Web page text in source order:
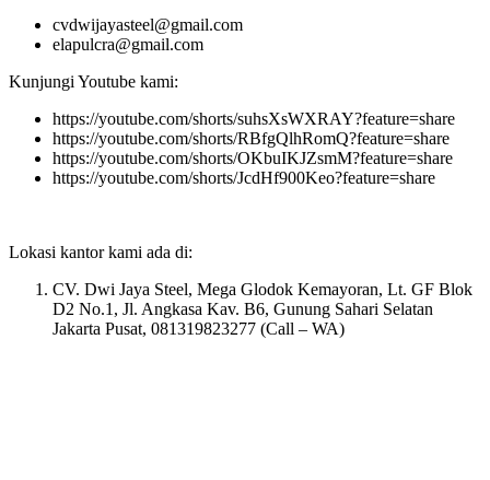
cvdwijayasteel@gmail.com
elapulcra@gmail.com
Kunjungi Youtube kami:
https://youtube.com/shorts/suhsXsWXRAY?feature=share
https://youtube.com/shorts/RBfgQlhRomQ?feature=share
https://youtube.com/shorts/OKbuIKJZsmM?feature=share
https://youtube.com/shorts/JcdHf900Keo?feature=share
Lokasi kantor kami ada di:
CV. Dwi Jaya Steel, Mega Glodok Kemayoran, Lt. GF Blok
D2 No.1, Jl. Angkasa Kav. B6, Gunung Sahari Selatan
Jakarta Pusat, 081319823277 (Call – WA)